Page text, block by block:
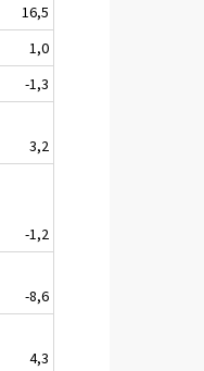
16,5
1,0
-1,3
3,2
-1,2
-8,6
4,3